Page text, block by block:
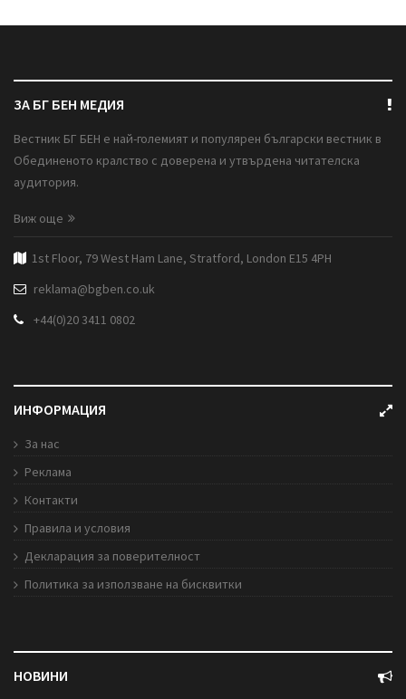
ЗА БГ БЕН МЕДИЯ
Вестник БГ БЕН е най-големият и популярен български вестник в
Обединеното кралство с доверена и утвърдена читателска
аудитория.
Виж още
1st Floor, 79 West Ham Lane, Stratford, London E15 4PH
reklama@bgben.co.uk
+44(0)20 3411 0802
ИНФОРМАЦИЯ
За нас
Реклама
Контакти
Правила и условия
Декларация за поверителност
Политика за използване на бисквитки
НОВИНИ